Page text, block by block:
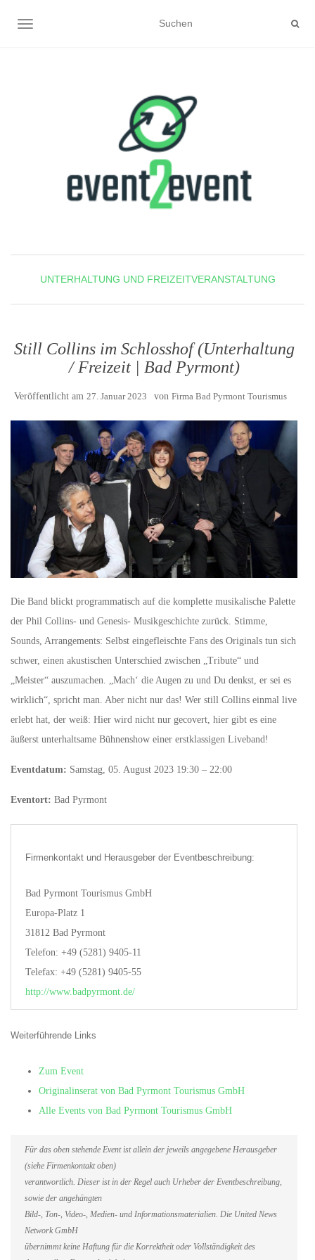
NAVIGATION UMSCHALTEN
UNTERHALTUNG UND FREIZEITVERANSTALTUNG
Still Collins im Schlosshof (Unterhaltung
/ Freizeit | Bad Pyrmont)
Veröffentlicht am 27. Januar 2023 von Firma Bad Pyrmont Tourismus
Die Band blickt programmatisch auf die komplette musikalische Palette
der Phil Collins- und Genesis- Musikgeschichte zurück. Stimme,
Sounds, Arrangements: Selbst eingefleischte Fans des Originals tun sich
schwer, einen akustischen Unterschied zwischen „Tribute“ und
„Meister“ auszumachen. „Mach‘ die Augen zu und Du denkst, er sei es
wirklich“, spricht man. Aber nicht nur das! Wer still Collins einmal live
erlebt hat, der weiß: Hier wird nicht nur gecovert, hier gibt es eine
äußerst unterhaltsame Bühnenshow einer erstklassigen Liveband!
Eventdatum: Samstag, 05. August 2023 19:30 – 22:00
Eventort: Bad Pyrmont
Firmenkontakt und Herausgeber der Eventbeschreibung:
Bad Pyrmont Tourismus GmbH
Europa-Platz 1
31812 Bad Pyrmont
Telefon: +49 (5281) 9405-11
Telefax: +49 (5281) 9405-55
http://www.badpyrmont.de/
Weiterführende Links
Zum Event
Originalinserat von Bad Pyrmont Tourismus GmbH
Alle Events von Bad Pyrmont Tourismus GmbH
Für das oben stehende Event ist allein der jeweils angegebene Herausgeber
(siehe Firmenkontakt oben)
verantwortlich. Dieser ist in der Regel auch Urheber der Eventbeschreibung,
sowie der angehängten
Bild-, Ton-, Video-, Medien- und Informationsmaterialien. Die United News
Network GmbH
übernimmt keine Haftung für die Korrektheit oder Vollständigkeit des